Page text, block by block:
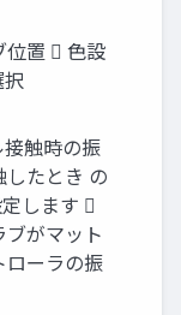
位置  色設
触時の振
たとき の
します 
がマット
ローラの振